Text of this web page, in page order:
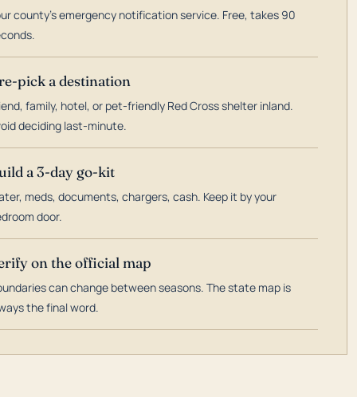
county's emergency notification service. Free, takes 90
pick a destination
family, hotel, or pet-friendly Red Cross shelter inland.
deciding last-minute.
a 3-day go-kit
meds, documents, chargers, cash. Keep it by your
door.
on the official map
can change between seasons. The state map is
the final word.